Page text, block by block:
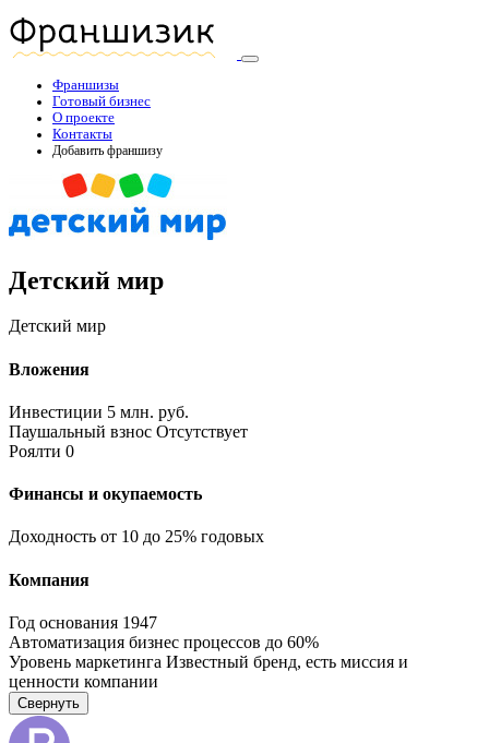
Франшизы
Готовый бизнес
О проекте
Контакты
Добавить франшизу
Детский мир
Детский мир
Вложения
Инвестиции 5 млн. руб.
Паушальный взнос Отсутствует
Роялти 0
Финансы и окупаемость
Доходность от 10 до 25% годовых
Компания
Год основания 1947
Автоматизация бизнес процессов до 60%
Уровень маркетинга Известный бренд, есть миссия и
ценности компании
Свернуть